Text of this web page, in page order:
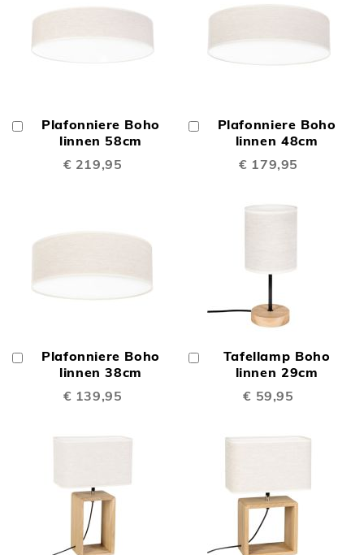
Plafonniere Boho
linnen 58cm
€ 219,95
Winkelwagen
Plafonniere Boho
linnen 48cm
€ 179,95
Winkelwagen
Plafonniere Boho
linnen 38cm
€ 139,95
Winkelwagen
Tafellamp Boho
linnen 29cm
€ 59,95
Winkelwagen